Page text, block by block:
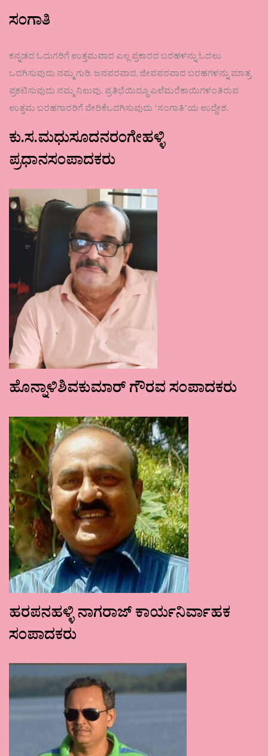
ಸಂಗಾತಿ
ಕನ್ನಡದ ಓದುಗರಿಗೆ ಉತ್ತಮವಾದ ಎಲ್ಲ ಪ್ರಕಾರದ ಬರಹಳನ್ನು ಓದಲು
ಒದಗಿಸುವುದು ನಮ್ಮ ಗುರಿ. ಜನಪರವಾದ, ಜೀವಪರವಾದ ಬರಹಗಳನ್ನು ಮಾತ್ರ
ಪ್ರಕಟಿಸುವುದು ನಮ್ಮ ನಿಲುವು. ಪ್ರತಿಭೆಯಿದ್ದೂ ಎಲೆಮರೆಕಾಯಿಗಳಂತಿರುವ
ಉತ್ತಮ ಬರಹಗಾರರಿಗೆ ವೇದಿಕೆಒದಗಿಸುವುದು ʼಸಂಗಾತಿʼಯ ಉದ್ದೇಶ.
ಕು.ಸ.ಮಧುಸೂದನರಂಗೇಹಳ್ಳಿ
ಪ್ರಧಾನಸಂಪಾದಕರು
ಹೊನ್ನಾಳಿಶಿವಕುಮಾರ್ ಗೌರವ ಸಂಪಾದಕರು
ಹರಪನಹಳ್ಳಿ ನಾಗರಾಜ್ ಕಾರ್ಯನಿರ್ವಾಹಕ
ಸಂಪಾದಕರು